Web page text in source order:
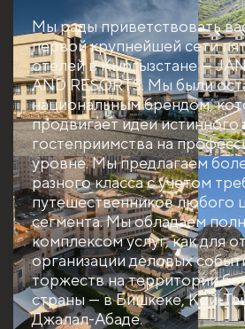
Мы рады приветствовать
первой крупнейшей сети
отелей в Кыргызстане —
AND RESORTS. Мы были
национальным брендом,
продвигает идеи истинного
гостеприимства на
уровне. Мы предлагаем
разного класса с учетом
путешественников любого
сегмента. Мы обладаем
комплексом услуг, как для
организации деловых
торжеств на территории
страны — в Бишкеке, Кой-
Джалал-Абаде.